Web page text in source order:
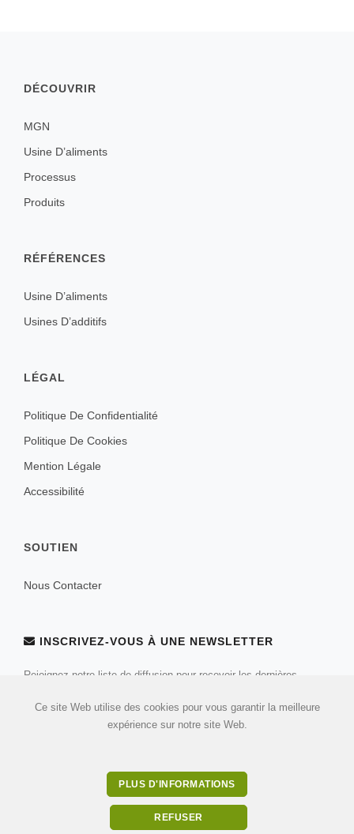
DÉCOUVRIR
MGN
Usine D’aliments
Processus
Produits
RÉFÉRENCES
Usine D’aliments
Usines D’additifs
LÉGAL
Politique De Confidentialité
Politique De Cookies
Mention Légale
Accessibilité
SOUTIEN
Nous Contacter
INSCRIVEZ-VOUS À UNE NEWSLETTER
Rejoignez notre liste de diffusion pour recevoir les dernières
Ce site Web utilise des cookies pour vous garantir la meilleure
expérience sur notre site Web.
PLUS D'INFORMATIONS
REFUSER